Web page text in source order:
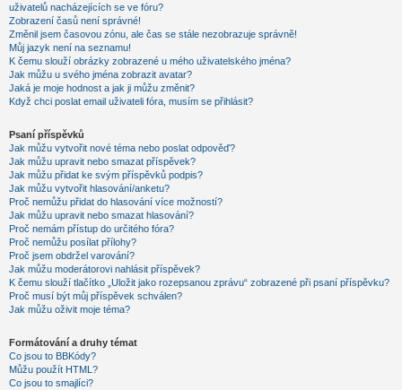
uživatelů nacházejících se ve fóru?
Zobrazení časů není správné!
Změnil jsem časovou zónu, ale čas se stále nezobrazuje správně!
Můj jazyk není na seznamu!
K čemu slouží obrázky zobrazené u mého uživatelského jména?
Jak můžu u svého jména zobrazit avatar?
Jaká je moje hodnost a jak ji můžu změnit?
Když chci poslat email uživateli fóra, musím se přihlásit?
Psaní příspěvků
Jak můžu vytvořit nové téma nebo poslat odpověď?
Jak můžu upravit nebo smazat příspěvek?
Jak můžu přidat ke svým příspěvků podpis?
Jak můžu vytvořit hlasování/anketu?
Proč nemůžu přidat do hlasování více možností?
Jak můžu upravit nebo smazat hlasování?
Proč nemám přístup do určitého fóra?
Proč nemůžu posílat přílohy?
Proč jsem obdržel varování?
Jak můžu moderátorovi nahlásit příspěvek?
K čemu slouží tlačítko „Uložit jako rozepsanou zprávu“ zobrazené při psaní příspěvku?
Proč musí být můj příspěvek schválen?
Jak můžu oživit moje téma?
Formátování a druhy témat
Co jsou to BBKódy?
Můžu použít HTML?
Co jsou to smajlíci?